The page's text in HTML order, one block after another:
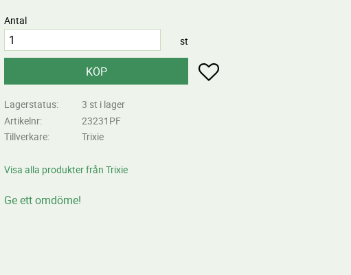
Antal
st
KÖP Lägg till i favoriter
Lagerstatus
3 st i lager
Artikelnr
23231PF
Tillverkare
Trixie
Visa alla produkter från Trixie
Ge ett omdöme!